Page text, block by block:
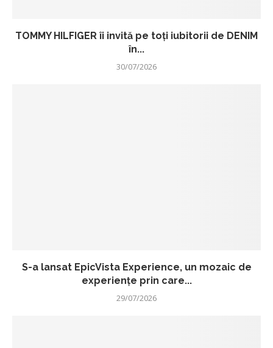
TOMMY HILFIGER îi invită pe toți iubitorii de DENIM
în...
30/07/2026
S-a lansat EpicVista Experience, un mozaic de
experiențe prin care...
29/07/2026